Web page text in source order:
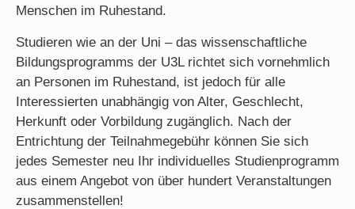
Menschen im Ruhestand.
Studieren wie an der Uni – das wissenschaftliche
Bildungsprogramms der U3L richtet sich vornehmlich
an Personen im Ruhestand, ist jedoch für alle
Interessierten unabhängig von Alter, Geschlecht,
Herkunft oder Vorbildung zugänglich. Nach der
Entrichtung der Teilnahmegebühr können Sie sich
jedes Semester neu Ihr individuelles Studienprogramm
aus einem Angebot von über hundert Veranstaltungen
zusammenstellen!